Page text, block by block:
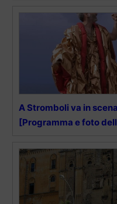
A Stromboli va in
[Programma e foto